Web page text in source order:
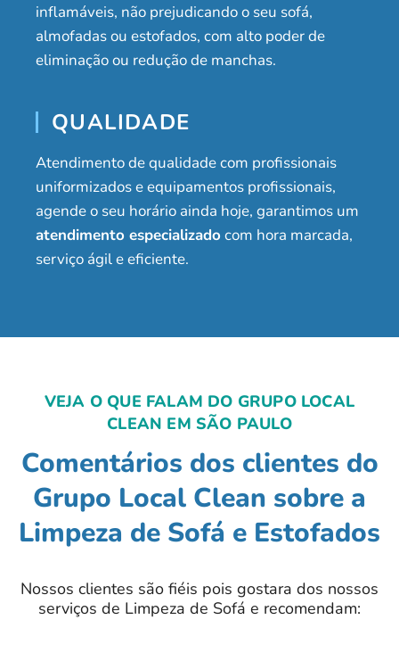
inflamáveis, não prejudicando o seu sofá,
almofadas ou estofados, com alto poder de
eliminação ou redução de manchas.
QUALIDADE
Atendimento de qualidade com profissionais
uniformizados e equipamentos profissionais,
agende o seu horário ainda hoje, garantimos um
atendimento especializado com hora marcada,
serviço ágil e eficiente.
VEJA O QUE FALAM DO GRUPO LOCAL
CLEAN EM SÃO PAULO
Comentários dos clientes do
Grupo Local Clean sobre a
Limpeza de Sofá e Estofados
Nossos clientes são fiéis pois gostara dos nossos
serviços de Limpeza de Sofá e recomendam: